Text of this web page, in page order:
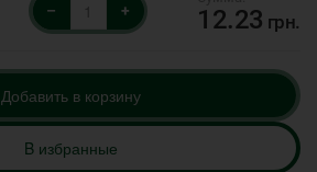
– + 12.23 грн.
Добавить в корзину
B избранные